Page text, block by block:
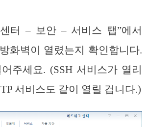
터 – 보안 – 서비스 탭”에서
화벽이 열렸는지 확인합니다.
주세요. (SSH 서비스가 열리
서비스도 같이 열릴 겁니다.)